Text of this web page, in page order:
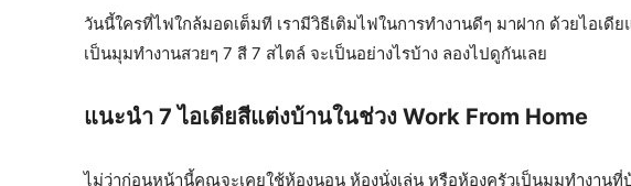
วันนี้ใครที่ไฟใกล้มอดเต็มที เรามีวิธีเติมไฟในการทำงานดีๆ มาฝาก ด้วยไอเดี
เป็นมุมทำงานสวยๆ 7 สี 7 สไตล์ จะเป็นอย่างไรบ้าง ลองไปดูกันเลย
แนะนำ 7 ไอเดียสีแต่งบ้านในช่วง Work From Home
ไม่ว่าก่อนหน้านี้คุณจะเคยใช้ห้องนอน ห้องนั่งเล่น หรือห้องครัวเป็นมุมทำงาน